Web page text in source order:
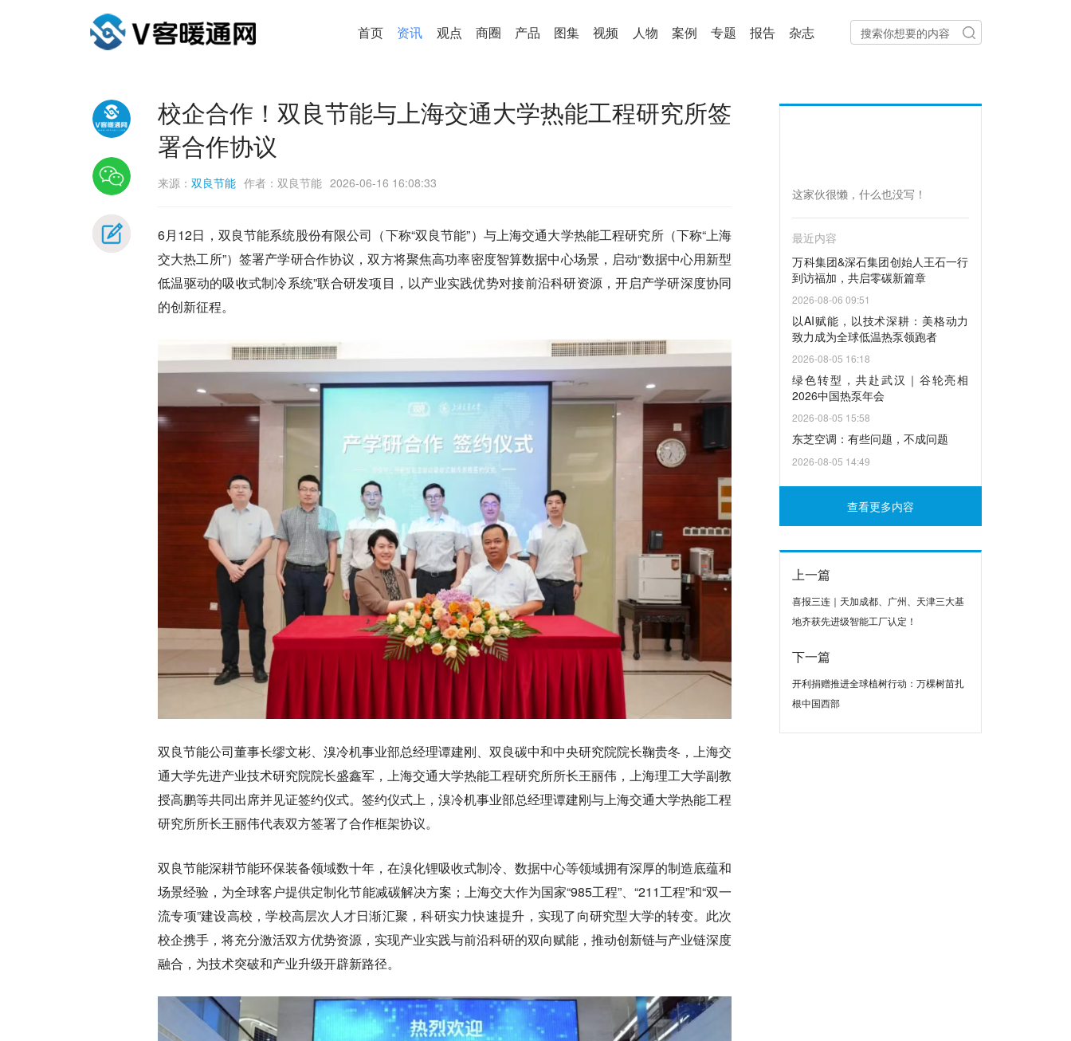
首页 资讯 观点 商圈 产品 图集 视频 人物 案例 专题 报告 杂志
校企合作！双良节能与上海交通大学热能工程研究所签
署合作协议
来源： 双良节能 作者：双良节能 2026-06-16 16:08:33
6月12日，双良节能系统股份有限公司（下称“双良节能”）与上海交通大学热能工程研究所（下称“上海
交大热工所”）签署产学研合作协议，双方将聚焦高功率密度智算数据中心场景，启动“数据中心用新型
低温驱动的吸收式制冷系统”联合研发项目，以产业实践优势对接前沿科研资源，开启产学研深度协同
的创新征程。
双良节能公司董事长缪文彬、溴冷机事业部总经理谭建刚、双良碳中和中央研究院院长鞠贵冬，上海交
通大学先进产业技术研究院院长盛鑫军，上海交通大学热能工程研究所所长王丽伟，上海理工大学副教
授高鹏等共同出席并见证签约仪式。签约仪式上，溴冷机事业部总经理谭建刚与上海交通大学热能工程
研究所所长王丽伟代表双方签署了合作框架协议。
双良节能深耕节能环保装备领域数十年，在溴化锂吸收式制冷、数据中心等领域拥有深厚的制造底蕴和
场景经验，为全球客户提供定制化节能减碳解决方案；上海交大作为国家“985工程”、“211工程”和“双一
流专项”建设高校，学校高层次人才日渐汇聚，科研实力快速提升，实现了向研究型大学的转变。此次
校企携手，将充分激活双方优势资源，实现产业实践与前沿科研的双向赋能，推动创新链与产业链深度
融合，为技术突破和产业升级开辟新路径。
这家伙很懒，什么也没写！
最近内容
万科集团&深石集团创始人王石一行
到访福加，共启零碳新篇章
2026-08-06 09:51
以AI赋能，以技术深耕：美格动力
致力成为全球低温热泵领跑者
2026-08-05 16:18
绿色转型，共赴武汉｜谷轮亮相
2026中国热泵年会
2026-08-05 15:58
东芝空调：有些问题，不成问题
2026-08-05 14:49
查看更多内容
上一篇
喜报三连｜天加成都、广州、天津三大基
地齐获先进级智能工厂认定！
下一篇
开利捐赠推进全球植树行动：万棵树苗扎
根中国西部